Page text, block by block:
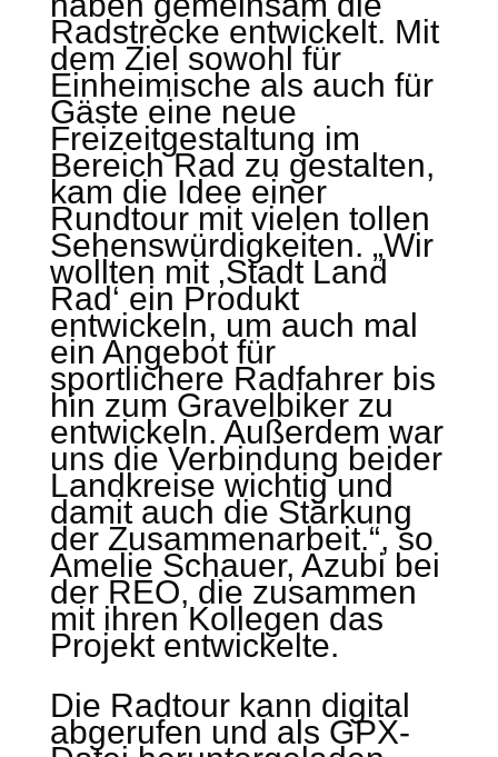
Radstrecke entwickelt. Mit
dem Ziel sowohl für
Einheimische als auch für
Gäste eine neue
Freizeitgestaltung im
Bereich Rad zu gestalten,
kam die Idee einer
Rundtour mit vielen tollen
Sehenswürdigkeiten. „Wir
wollten mit ‚Stadt Land
Rad‘ ein Produkt
entwickeln, um auch mal
ein Angebot für
sportlichere Radfahrer bis
hin zum Gravelbiker zu
entwickeln. Außerdem war
uns die Verbindung beider
Landkreise wichtig und
damit auch die Stärkung
der Zusammenarbeit.“, so
Amelie Schauer, Azubi bei
der REO, die zusammen
mit ihren Kollegen das
Projekt entwickelte.
Die Radtour kann digital
abgerufen und als GPX-